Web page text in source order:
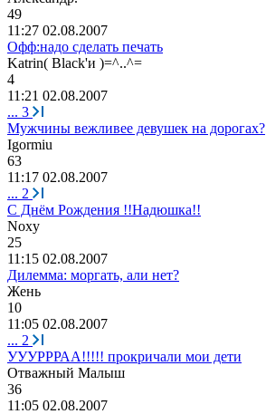
49
11:27 02.08.2007
Офф:надо сделать печать
Katrin( Black'и )=^..^=
4
11:21 02.08.2007
... 3
Мужчины вежливее девушек на дорогах?
Igormiu
63
11:17 02.08.2007
... 2
С Днём Рождения !!Надюшка!!
Noxy
25
11:15 02.08.2007
Дилемма: моргать, али нет?
Жeнь
10
11:05 02.08.2007
... 2
УУУРРРАА!!!!! прокричали мои дети
Отважный Малыш
36
11:05 02.08.2007